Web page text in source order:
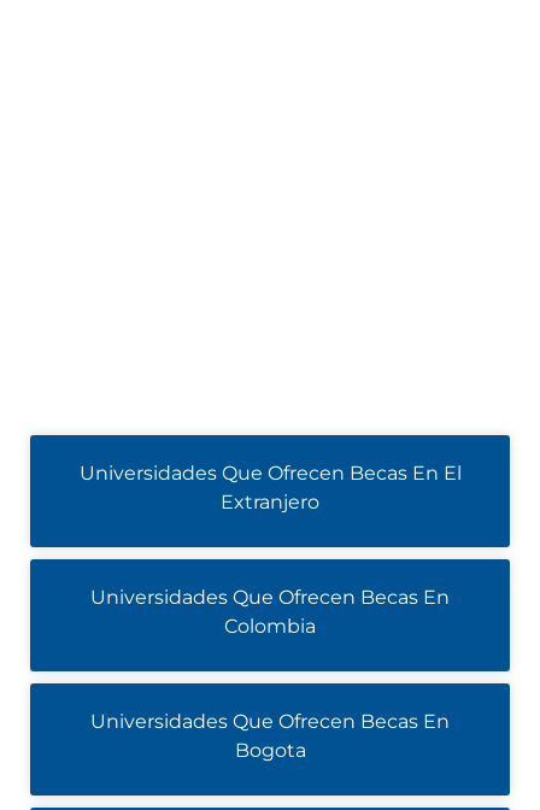
Universidades Que Ofrecen Becas En El
Extranjero
Universidades Que Ofrecen Becas En
Colombia
Universidades Que Ofrecen Becas En
Bogota